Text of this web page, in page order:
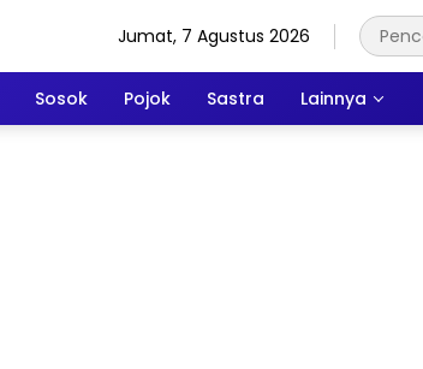
Jumat, 7 Agustus 2026
Sosok Pojok Sastra Lainnya